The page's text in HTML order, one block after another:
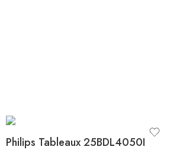
Philips Tableaux 25BDL4050I